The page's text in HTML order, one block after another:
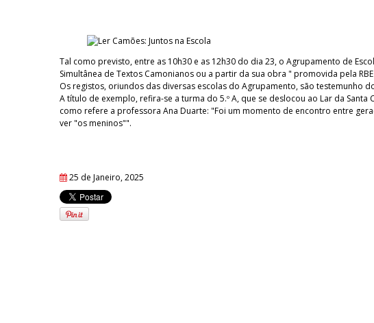
Tal como previsto, entre as 10h30 e as 12h30 do dia 23, o Agrupamento de
Simultânea de Textos Camonianos ou a partir da sua obra " promovida pela
Os registos, oriundos das diversas escolas do Agrupamento, são testemunho
A título de exemplo, refira-se a turma do 5.º A, que se deslocou ao Lar da
como refere a professora Ana Duarte: "Foi um momento de encontro entre
ver "os meninos"".
25 de Janeiro, 2025